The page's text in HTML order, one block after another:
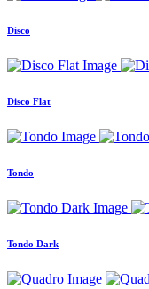
Disco
Disco Flat
Tondo
Tondo Dark